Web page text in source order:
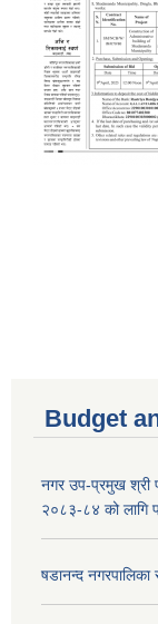
Budget
नगर उप-प्रमुख श्री
२०८३-८४ को लागि
षडानन्द